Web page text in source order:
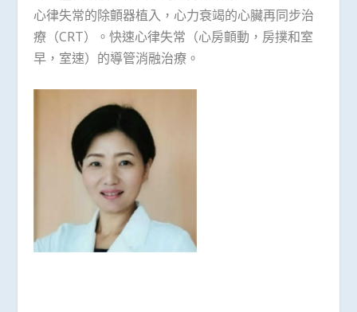
心律失常的除顫器植入，心力衰竭的心臟再同步治
療（CRT）。快速心律失常（心房顫動，房撲和室
早，室速）的導管消融治療。